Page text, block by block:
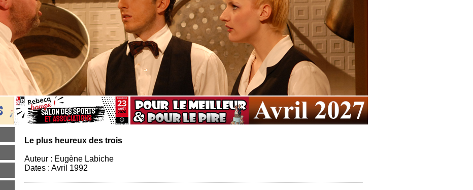
Le plus heureux des trois
Auteur : Eugène Labiche
Dates : Avril 1992